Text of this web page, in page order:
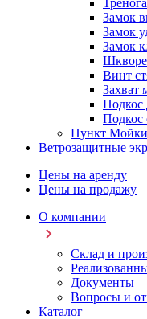
Замок
Замок
Замок
Винт
Захват
Подкос
Подкос
Пункт
Ветрозащитные
Цены на аренду
Цены на продажу
О компании
Склад и
Документы
Вопросы и
Каталог